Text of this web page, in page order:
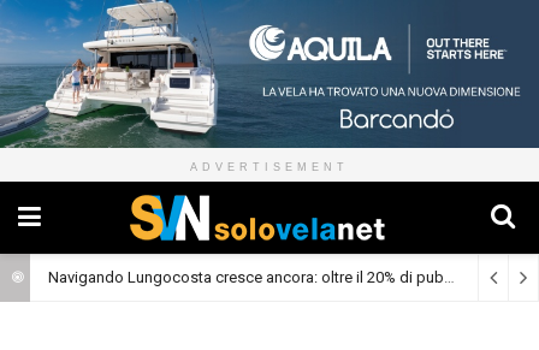
ADVERTISEMENT
Navigando Lungocosta cresce ancora: oltre il 20% di pubblico dalla prima puntata